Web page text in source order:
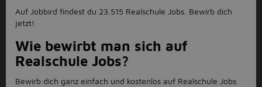
Auf Jobbird findest du 23.515 Realschule Jobs. Bewirb dich
jetzt!
Wie bewirbt man sich auf
Realschule Jobs?
Bewirb dich ganz einfach und kostenlos auf Realschule Jobs